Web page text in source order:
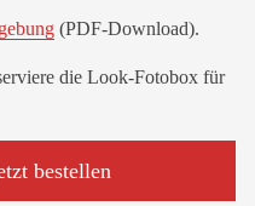
(PDF-Download).
die Look-Fotobox für
bestellen